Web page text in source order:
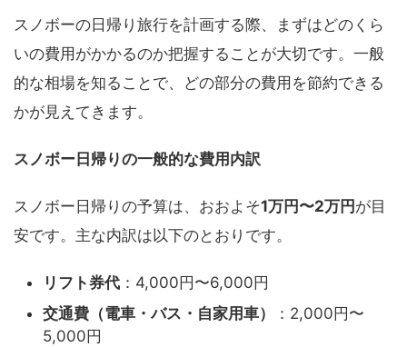
スノボーの日帰り旅行を計画する際、まずはどのくら
いの費用がかかるのか把握することが大切です。一般
的な相場を知ることで、どの部分の費用を節約できる
かが見えてきます。
スノボー日帰りの一般的な費用内訳
スノボー日帰りの予算は、おおよそ1万円〜2万円 が目
安です。主な内訳は以下のとおりです。
リフト券代 ：4,000円〜6,000円
交通費（電車・バス・自家用車）
：2,000円〜
5,000円